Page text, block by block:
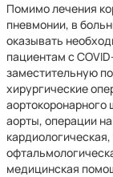
Помимо лечения
пневмонии, в
оказывать
пациентам с
заместительную
хирургические
аортокоронарного
аорты, операции
медицинская